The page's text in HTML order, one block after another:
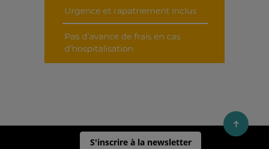
S'inscrire à la newsletter